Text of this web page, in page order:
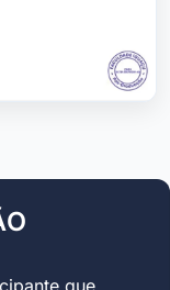
que